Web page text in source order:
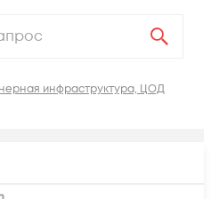
инфраструктура, ЦОД